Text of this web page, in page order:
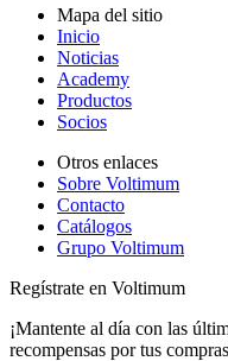
Mapa del sitio
Inicio
Noticias
Academy
Productos
Socios
Otros enlaces
Sobre Voltimum
Contacto
Catálogos
Grupo Voltimum
Regístrate en Voltimum
¡Mantente al día con las
recompensas por tus